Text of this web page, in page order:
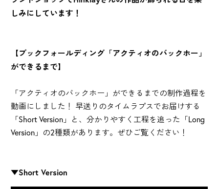
しみにしています！
【ブックフォールディング「アクティオのバックホー」
ができるまで】
「アクティオのバックホー」ができるまでの制作過程を
動画にしました！ 早送りのタイムラプスでお届けする
「Short Version」と、分かりやすく工程を追った「Long
Version」の2種類があります。ぜひご覧ください！
▼Short Version